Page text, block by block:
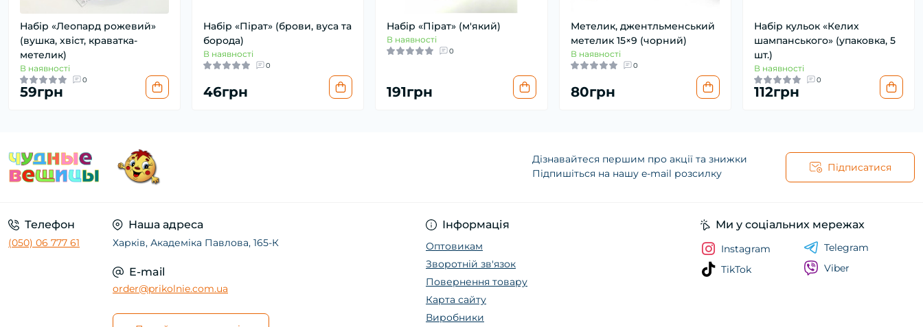
Набір «Леопард рожевий»
(вушка, хвіст, краватка-
метелик)
В наявності
0
59грн
Набір «Пірат» (брови, вуса та
борода)
В наявності
0
46грн
Набір «Пірат» (м'який)
В наявності
0
191грн
Метелик, джентльменський
метелик 15×9 (чорний)
В наявності
0
80грн
Набір кульок «Келих
шампанського» (упаковка, 5
шт.)
В наявності
0
112грн
Дізнавайтеся першим про акції та знижки
Підпишіться на нашу e-mail розсилку
Підписатися
Телефон
(050) 06 777 61
Наша адреса
Харків, Академіка Павлова, 165-К
E-mail
order@prikolnie.com.ua
Інформація
Оптовикам
Зворотній зв'язок
Повернення товару
Карта сайту
Виробники
Ми у соціальних мережах
Instagram
TikTok
Telegram
Viber